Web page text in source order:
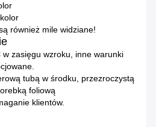
również mile widziane!
w zasięgu wzroku, inne warunki
tubą w środku, przezroczystą
foliową
klientów.